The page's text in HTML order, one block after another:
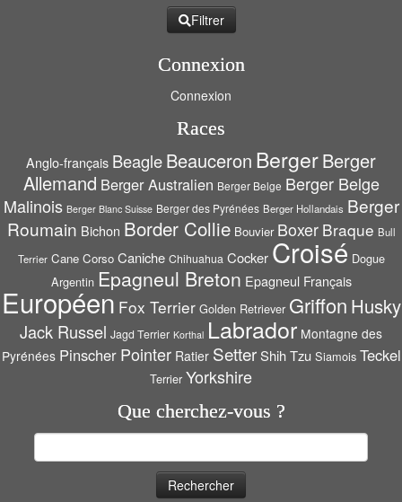
Filtrer
Connexion
Connexion
Races
Anglo-français BeagleBeauceron BergerBerger
Allemand Berger Australien Berger Belge Berger Belge
Malinois Berger Blanc Suisse Berger des Pyrénées Berger Hollandais Berger
Roumain Bichon Border Collie Bouvier Boxer Braque Bull
Terrier Cane Corso Caniche Chihuahua Cocker Croisé Dogue
Argentin Epagneul Breton Epagneul Français
Européen Fox Terrier Golden Retriever Griffon Husky
Jack Russel Jagd Terrier Korthal Labrador Montagne des
Pyrénées Pinscher Pointer Ratier Setter Shih Tzu Siamois Teckel
Terrier Yorkshire
Que cherchez-vous ?